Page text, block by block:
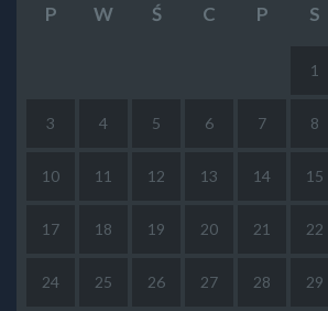
P W Ś C P S
1
3 4 5 6 7 8
10 11 12 13 14 15
17 18 19 20 21 22
24 25 26 27 28 29